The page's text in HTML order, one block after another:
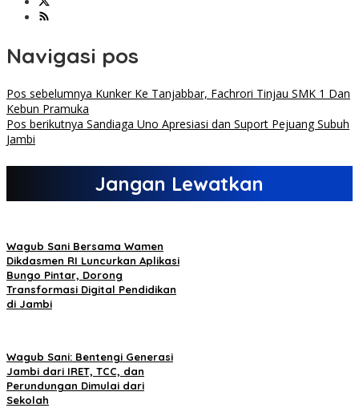
Navigasi pos
Pos sebelumnya Kunker Ke Tanjabbar, Fachrori Tinjau SMK 1 Dan
Kebun Pramuka
Pos berikutnya Sandiaga Uno Apresiasi dan Suport Pejuang Subuh
Jambi
Jangan Lewatkan
Wagub Sani Bersama Wamen
Dikdasmen RI Luncurkan Aplikasi
Bungo Pintar, Dorong
Transformasi Digital Pendidikan
di Jambi
Wagub Sani: Bentengi Generasi
Jambi dari IRET, TCC, dan
Perundungan Dimulai dari
Sekolah